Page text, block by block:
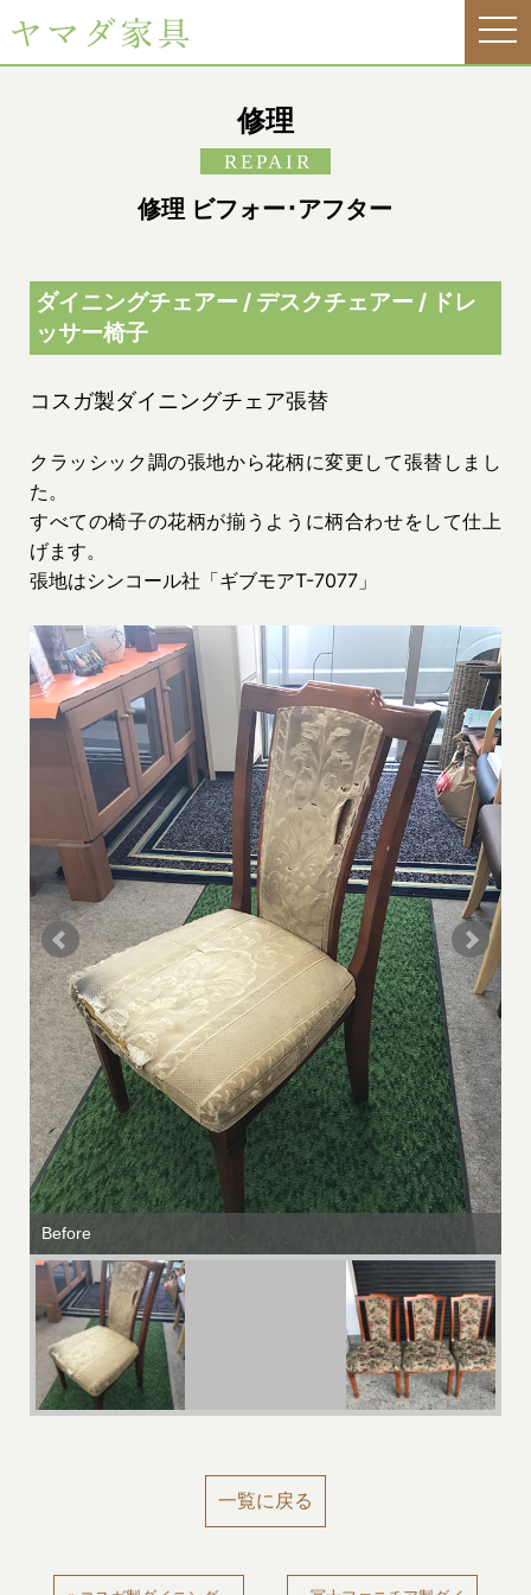
修理
REPAIR
修理 ビフォー･アフター
ダイニングチェアー / デスクチェアー / ドレ
ッサー椅子
コスガ製ダイニングチェア張替
クラッシック調の張地から花柄に変更して張替しまし
た。
すべての椅子の花柄が揃うように柄合わせをして仕上
げます。
張地はシンコール社「ギブモアT-7077」
Before
一覧に戻る